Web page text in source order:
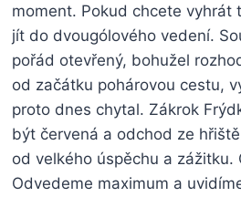
moment. Pokud chcete vyhrát
jít do dvougólového vedení.
pořád otevřený, bohužel
od začátku pohárovou cestu,
proto dnes chytal. Zákrok
být červená a odchod ze
od velkého úspěchu a
Odvedeme maximum a